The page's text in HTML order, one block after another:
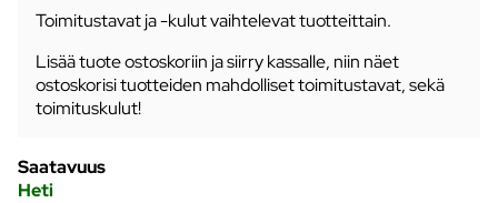
Toimitustavat ja -kulut vaihtelevat tuotteittain.
Lisää tuote ostoskoriin ja siirry kassalle, niin näet
ostoskorisi tuotteiden mahdolliset toimitustavat, sekä
toimituskulut!
Saatavuus
Heti